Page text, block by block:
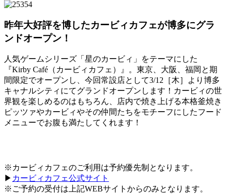
昨年大好評を博したカービィカフェが博多にグラ
ンドオープン！
人気ゲームシリーズ「星のカービィ」をテーマにした
『Kirby Café（カービィカフェ）』。東京、大阪、福岡と期
間限定でオープンし、今回常設店として3/12［木］より博多
キャナルシティにてグランドオープンします！カービィの世
界観を楽しめるのはもちろん、店内で焼き上げる本格釜焼き
ピッツァやカービィやその仲間たちをモチーフにしたフード
メニューでお腹も満たしてくれます！
※カービィカフェのご利用は予約優先制となります。
▶︎ カービィカフェ公式サイト
※ご予約の受付は上記WEBサイトからのみとなります。